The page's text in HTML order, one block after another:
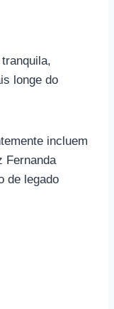
longe do
incluem
Fernanda
de legado